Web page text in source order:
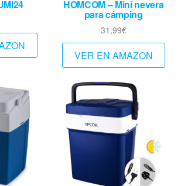
HOMCOM – Mini nevera
para cámping
31,99€
VER EN AMAZON